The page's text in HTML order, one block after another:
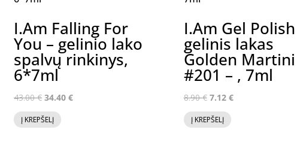
I.Am Falling For
You – gelinio lako
spalvų rinkinys,
6*7ml
43.00€ Original
price
was:
34.40 €Current
Į KREPŠELĮ
I.Am Gel Polish
gelinis lakas
Golden Martini
#201 – , 7ml
8.90€ Original
price
was:
7.12 €Current
Į KREPŠELĮ